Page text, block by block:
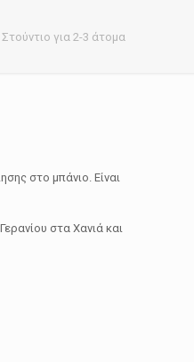
για 2-3 άτομα
στο μπάνιο. Είναι
στα Χανιά και